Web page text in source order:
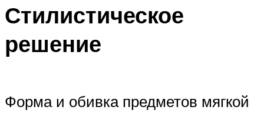
Стилистическое
решение
Форма и обивка предметов мягкой